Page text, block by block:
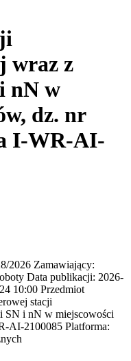
wraz z
nN w
dz. nr
I-WR-AI-
2026 Zamawiający:
Data publikacji: 2026-
10:00 Przedmiot
stacji
SN i nN w miejscowości
AI-2100085 Platforma: